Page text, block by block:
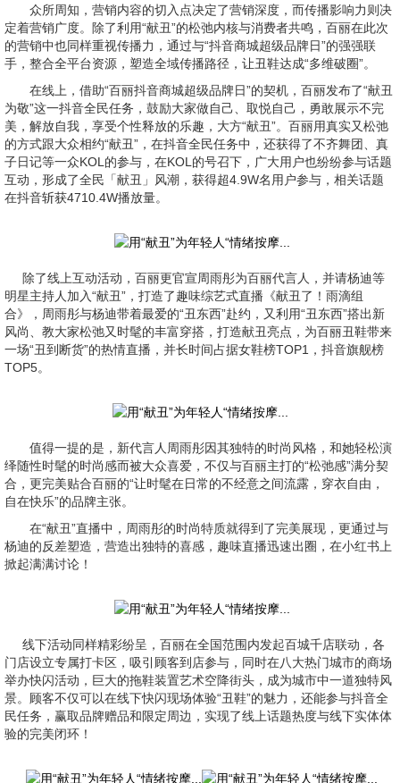
众所周知，营销内容的切入点决定了营销深度，而传播影响力则决
定着营销广度。除了利用“献丑”的松弛内核与消费者共鸣，百丽在此次
的营销中也同样重视传播力，通过与“抖音商城超级品牌日”的强强联
手，整合全平台资源，塑造全域传播路径，让丑鞋达成“多维破圈”。
在线上，借助“百丽抖音商城超级品牌日”的契机，百丽发布了“献丑
为敬”这一抖音全民任务，鼓励大家做自己、取悦自己，勇敢展示不完
美，解放自我，享受个性释放的乐趣，大方“献丑”。百丽用真实又松弛
的方式跟大众相约“献丑”，在抖音全民任务中，还获得了不齐舞团、真
子日记等一众KOL的参与，在KOL的号召下，广大用户也纷纷参与话题
互动，形成了全民「献丑」风潮，获得超4.9W名用户参与，相关话题
在抖音斩获4710.4W播放量。
除了线上互动活动，百丽更官宣周雨彤为百丽代言人，并请杨迪等
明星主持人加入“献丑”，打造了趣味综艺式直播《献丑了！雨滴组
合》，周雨彤与杨迪带着最爱的“丑东西”赴约，又利用“丑东西”搭出新
风尚、教大家松弛又时髦的丰富穿搭，打造献丑亮点，为百丽丑鞋带来
一场“丑到断货”的热情直播，并长时间占据女鞋榜TOP1，抖音旗舰榜
TOP5。
值得一提的是，新代言人周雨彤因其独特的时尚风格，和她轻松演
绎随性时髦的时尚感而被大众喜爱，不仅与百丽主打的“松弛感”满分契
合，更完美贴合百丽的“让时髦在日常的不经意之间流露，穿衣自由，
自在快乐”的品牌主张。
在“献丑”直播中，周雨彤的时尚特质就得到了完美展现，更通过与
杨迪的反差塑造，营造出独特的喜感，趣味直播迅速出圈，在小红书上
掀起满满讨论！
线下活动同样精彩纷呈，百丽在全国范围内发起百城千店联动，各
门店设立专属打卡区，吸引顾客到店参与，同时在八大热门城市的商场
举办快闪活动，巨大的拖鞋装置艺术空降街头，成为城市中一道独特风
景。顾客不仅可以在线下快闪现场体验“丑鞋”的魅力，还能参与抖音全
民任务，赢取品牌赠品和限定周边，实现了线上话题热度与线下实体体
验的完美闭环！